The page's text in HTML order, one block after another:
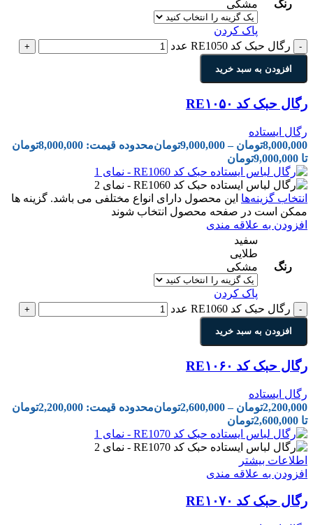
رنگ
مشکی
پاک کردن
- رگال حبک کد RE1050 عدد +
افزودن به سبد خرید
رگال حبک کد RE۱۰۵۰
رگال ایستاده
8,000,000تومان –
9,000,000تومان
محدوده قیمت: 8,000,000تومان
تا 9,000,000تومان
انتخاب گزینه‌ها این محصول دارای انواع مختلفی می باشد. گزینه ها
ممکن است در صفحه محصول انتخاب شوند
افزودن به علاقه مندی
رنگ
سفید
طلایی
مشکی
پاک کردن
- رگال حبک کد RE1060 عدد +
افزودن به سبد خرید
رگال حبک کد RE۱۰۶۰
رگال ایستاده
2,200,000تومان –
2,600,000تومان
محدوده قیمت: 2,200,000تومان
تا 2,600,000تومان
اطلاعات بیشتر
افزودن به علاقه مندی
رگال حبک کد RE۱۰۷۰